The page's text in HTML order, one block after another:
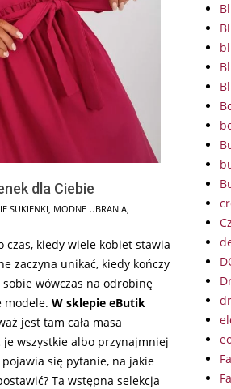
dla Ciebie
SUKIENKI, MODNE UBRANIA,
czas, kiedy wiele kobiet stawia
zaczyna unikać, kiedy kończy
sobie wówczas na odrobinę
modele. W sklepie eButik
jest tam cała masa
je wszystkie albo przynajmniej
się pytanie, na jakie
Ta wstępna selekcja